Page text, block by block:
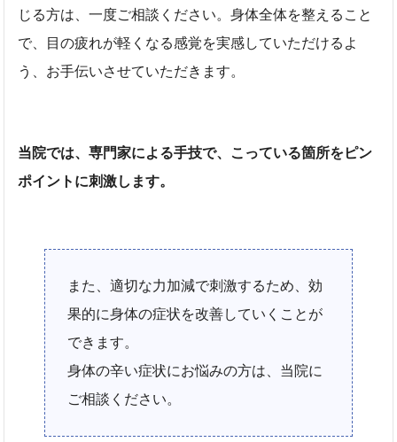
じる方は、一度ご相談ください。身体全体を整えること
で、目の疲れが軽くなる感覚を実感していただけるよ
う、お手伝いさせていただきます。
当院では、専門家による手技で、こっている箇所をピン
ポイントに刺激します。
また、適切な力加減で刺激するため、効
果的に身体の症状を改善していくことが
できます。
身体の辛い症状にお悩みの方は、当院に
ご相談ください。